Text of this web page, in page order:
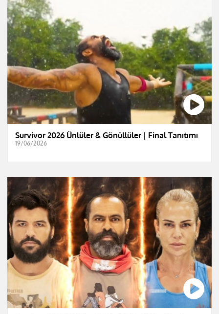
Survivor 2026 Ünlüler & Gönüllüler | Final Tanıtımı
19/06/2026